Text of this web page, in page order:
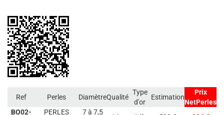
Ref Perles DiamètreQualité
Type
d'or
Estimation
Prix
NetPerles
BO02-
PERLES 7 à 7,5